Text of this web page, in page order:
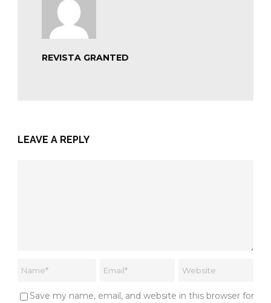
REVISTA GRANTED
LEAVE A REPLY
Save my name, email, and website in this browser for